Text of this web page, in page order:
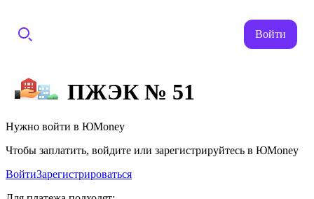
Войти
ПЖЭК № 51
Нужно войти в ЮMoney
Чтобы заплатить, войдите или зарегистрируйтесь в ЮMoney
ВойтиЗарегистрироваться